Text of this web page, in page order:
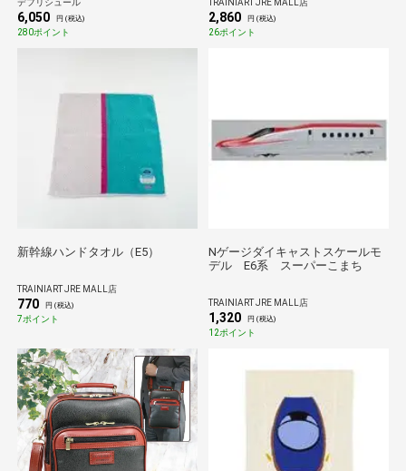
デフリシュール
6,050 円 (税込)
280ポイント
TRAINIART JRE MALL店
2,860 円 (税込)
26ポイント
新幹線ハンドタオル（E5）
TRAINIART JRE MALL店
770 円 (税込)
7ポイント
Nゲージダイキャストスケールモ
デル E6系 スーパーこまち
TRAINIART JRE MALL店
1,320 円 (税込)
12ポイント